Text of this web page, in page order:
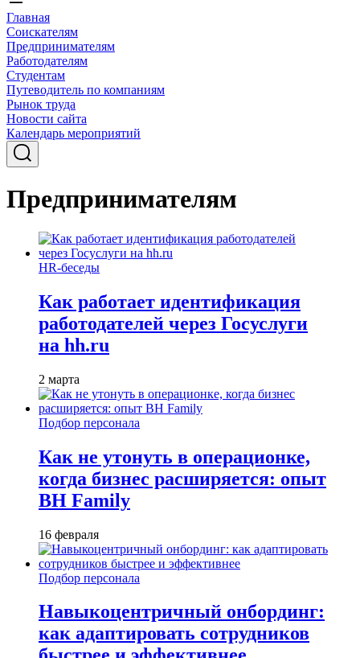
Главная
Соискателям
Предпринимателям
Работодателям
Студентам
Путеводитель по компаниям
Рынок труда
Новости сайта
Календарь мероприятий
Предпринимателям
HR-беседы
Как работает идентификация
работодателей через Госуслуги
на hh.ru
2 марта
Подбор персонала
Как не утонуть в операционке,
когда бизнес расширяется: опыт
BH Family
16 февраля
Подбор персонала
Навыкоцентричный онбординг:
как адаптировать сотрудников